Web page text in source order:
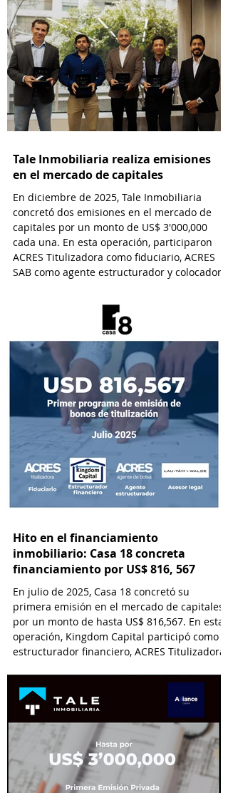
Tale Inmobiliaria realiza emisiones
en el mercado de capitales
En diciembre de 2025, Tale Inmobiliaria
concretó dos emisiones en el mercado de
capitales por un monto de US$ 3'000,000
cada una. En esta operación, participaron
ACRES Titulizadora como fiduciario, ACRES
SAB como agente estructurador y colocador,
Hito en el financiamiento
inmobiliario: Casa 18 concreta
financiamiento por US$ 816, 567
En julio de 2025, Casa 18 concretó su
primera emisión en el mercado de capitales
por un monto de hasta US$ 816,567. En esta
operación, Kingdom Capital participó como
estructurador financiero, ACRES Titulizadora
Estructurador y Lau-Tam & Walde como
asesor legal.